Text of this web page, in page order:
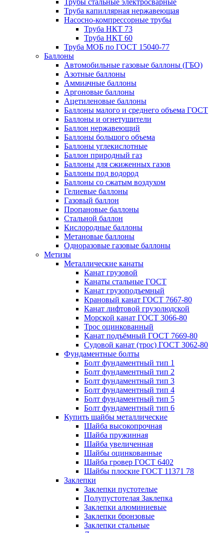
Трубы стальные электросварные
Труба капиллярная нержавеющая
Насосно-компрессорные трубы
Труба НКТ 73
Труба НКТ 60
Труба МОБ по ГОСТ 15040-77
Баллоны
Автомобильные газовые баллоны (ГБО)
Азотные баллоны
Аммиачные баллоны
Аргоновые баллоны
Ацетиленовые баллоны
Баллоны малого и среднего объема ГОСТ
Баллоны и огнетушители
Баллон нержавеющий
Баллоны большого объема
Баллоны углекислотные
Баллон природный газ
Баллоны для сжиженных газов
Баллоны под водород
Баллоны со сжатым воздухом
Гелиевые баллоны
Газовый баллон
Пропановые баллоны
Стальной баллон
Кислородные баллоны
Метановые баллоны
Одноразовые газовые баллоны
Метизы
Металлические канаты
Канат грузовой
Канаты стальные ГОСТ
Канат грузоподъемный
Крановый канат ГОСТ 7667-80
Канат лифтовой грузолюдской
Морской канат ГОСТ 3066-80
Трос оцинкованный
Канат подъёмный ГОСТ 7669-80
Судовой канат (трос) ГОСТ 3062-80
Фундаментные болты
Болт фундаментный тип 1
Болт фундаментный тип 2
Болт фундаментный тип 3
Болт фундаментный тип 4
Болт фундаментный тип 5
Болт фундаментный тип 6
Купить шайбы металлические
Шайба высокопрочная
Шайба пружинная
Шайба увеличенная
Шайбы оцинкованные
Шайба гровер ГОСТ 6402
Шайбы плоские ГОСТ 11371 78
Заклепки
Заклепки пустотелые
Полупустотелая Заклепка
Заклепки алюминиевые
Заклепки бронзовые
Заклепки стальные